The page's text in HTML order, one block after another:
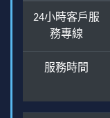
24小時客戶服
務專線
服務時間